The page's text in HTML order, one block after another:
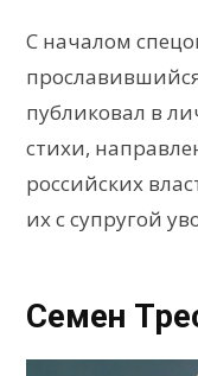
С началом
публиковал в
стихи,
российских
их с супругой
Семен